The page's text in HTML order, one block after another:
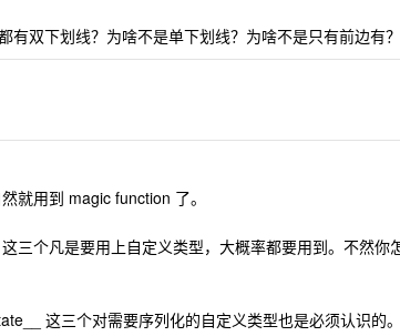
双下划线？为啥不是单下划线？为啥不是只有前边有？
就用到 magic function 了。
三个凡是要用上自定义类型，大概率都要用到。不然你
这三个对需要序列化的自定义类型也是必须认识的。